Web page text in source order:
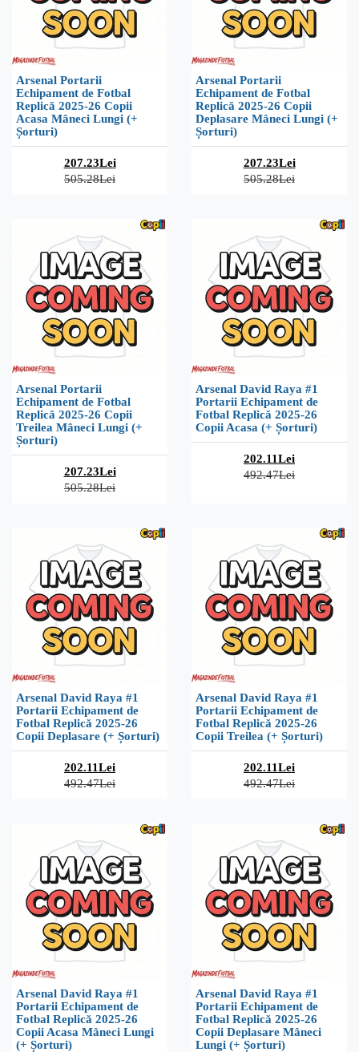
Arsenal Portarii
Echipament de Fotbal
Replică 2025-26 Copii
Acasa Mâneci Lungi (+
Șorturi)
207.23Lei
505.28Lei
Arsenal Portarii
Echipament de Fotbal
Replică 2025-26 Copii
Deplasare Mâneci Lungi (+
Șorturi)
207.23Lei
505.28Lei
Arsenal Portarii
Echipament de Fotbal
Replică 2025-26 Copii
Treilea Mâneci Lungi (+
Șorturi)
207.23Lei
505.28Lei
Arsenal David Raya #1
Portarii Echipament de
Fotbal Replică 2025-26
Copii Acasa (+ Șorturi)
202.11Lei
492.47Lei
Arsenal David Raya #1
Portarii Echipament de
Fotbal Replică 2025-26
Copii Deplasare (+ Șorturi)
202.11Lei
492.47Lei
Arsenal David Raya #1
Portarii Echipament de
Fotbal Replică 2025-26
Copii Treilea (+ Șorturi)
202.11Lei
492.47Lei
Arsenal David Raya #1
Portarii Echipament de
Fotbal Replică 2025-26
Copii Acasa Mâneci Lungi
(+ Șorturi)
Arsenal David Raya #1
Portarii Echipament de
Fotbal Replică 2025-26
Copii Deplasare Mâneci
Lungi (+ Șorturi)